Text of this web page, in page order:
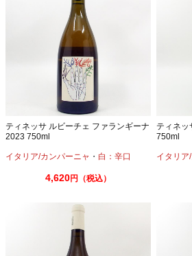
ティネッサ ルビーチェ ファランギーナ
2023 750ml
イタリア/カンパーニャ ・ 白：辛口
4,620円（税込）
ティネッ
750ml
イタリア